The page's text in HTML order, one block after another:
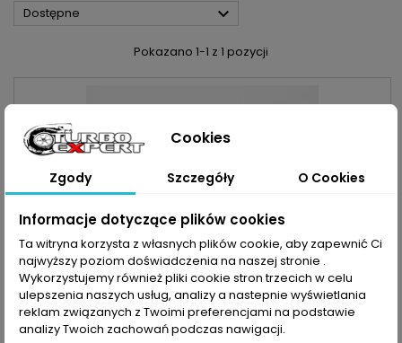
Dostępne 
Pokazano 1-1 z 1 pozycji
INDEKS:TX000862
Cookies
Zgody Szczegóły O Cookies
Informacje dotyczące plików cookies
Ta witryna korzysta z własnych plików cookie, aby zapewnić Ci
najwyższy poziom doświadczenia na naszej stronie .
Wykorzystujemy również pliki cookie stron trzecich w celu
ulepszenia naszych usług, analizy a nastepnie wyświetlania
reklam związanych z Twoimi preferencjami na podstawie
analizy Twoich zachowań podczas nawigacji.